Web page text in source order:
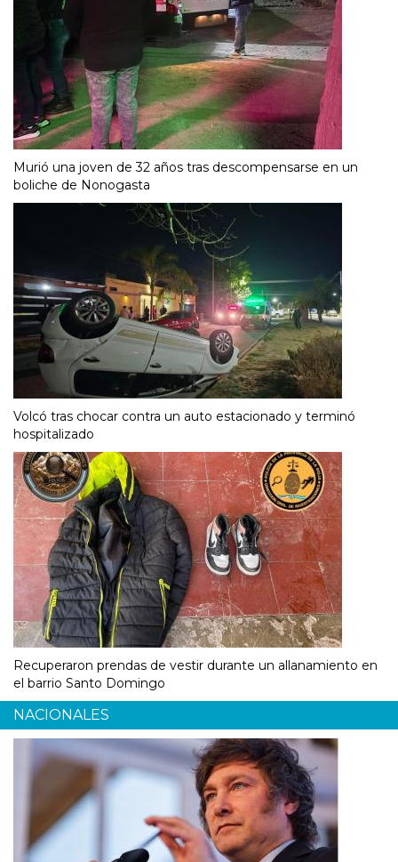
Murió una joven de 32 años tras descompensarse en un
boliche de Nonogasta
Volcó tras chocar contra un auto estacionado y terminó
hospitalizado
Recuperaron prendas de vestir durante un allanamiento en
el barrio Santo Domingo
NACIONALES